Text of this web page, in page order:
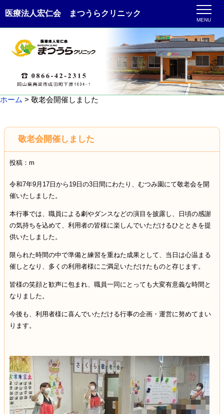
医療法人宏仁会 まつうらクリニック
MENU
ホーム > 敬老会開催しました
敬老会開催しました
投稿：m
令和7年9月 17 日から 19 日の3 日間にわたり、むつみ園にて敬老会を開
催いたしました。
本行事では、職員による劇やダンスなどの演目を披露し、日頃の感謝
の気持ちを込めて、利用者の皆様に楽しんでいただけるひとときを提
供いたしました。
限られた時間の中で準備と練習を重ねた成果として、当日は心温まる
催しとなり、多くの利用者様にご満足いただけたものと存じます。
皆様の笑顔と歓声に包まれ、職員一同にとっても大変有意義な時間と
なりました。
今後も、利用者様に喜んでいただける行事の企画・運営に努めてまい
ります。